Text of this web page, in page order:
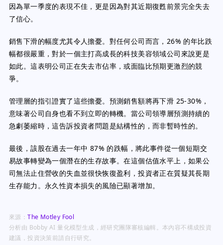
因為單一季度的表現不佳，更是因為對其近期復甦前景完全失去
了信心。
銷售下滑的幅度尤其令人擔憂。對任何公司而言，26% 的年比跌
幅都很嚴重，對於一個主打高成長的科技美容領域公司來說更是
如此。這表明公司正在失去市佔率，或面臨比預期更激烈的競
爭。
管理層的指引證實了這些擔憂。預測銷售額將再下滑 25-30%，
意味著公司自身也看不到立即的轉機。當公司領導層預測持續的
急劇萎縮時，這告訴投資者問題是結構性的，而非暫時性的。
最後，該股在過去一年中 87% 的跌幅，將此事件從一個短期交
易故事轉變為一個潛在的生存故事。在這個估值水平上，如果公
司無法止住營收的失血並很快恢復盈利，投資者正在質疑其長期
生存能力。永久性資本損失的風險已顯著增加。
來源：The Motley Fool
分析由 Bobby AI 量化模型生成，經研究團隊審核編輯。本內容不構成投資
建議，投資決策前請自行研究。